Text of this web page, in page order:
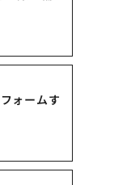
ォームす